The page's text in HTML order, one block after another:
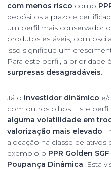
com menos risco como
depósitos a prazo e
um perfil mais conservador
produtos estáveis, com
isso signifique um
Para este perfil, a prioridade é
surpresas desagradáveis.
Já o investidor dinâmico e/
com outros olhos. Este
alguma volatilidade em
valorização mais elevado .
alocação na classe de
exemplo o PPR Golden SGF
Poupança Dinâmica . Esta